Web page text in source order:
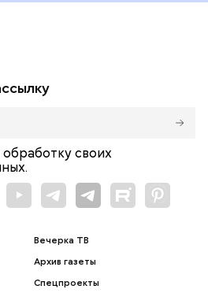
обработку своих
Вечерка ТВ
Архив газеты
Спецпроекты